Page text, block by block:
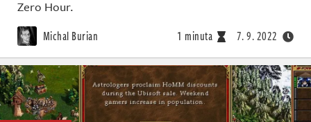
Zero Hour.
Michal Burian 1 minuta 7. 9. 2022